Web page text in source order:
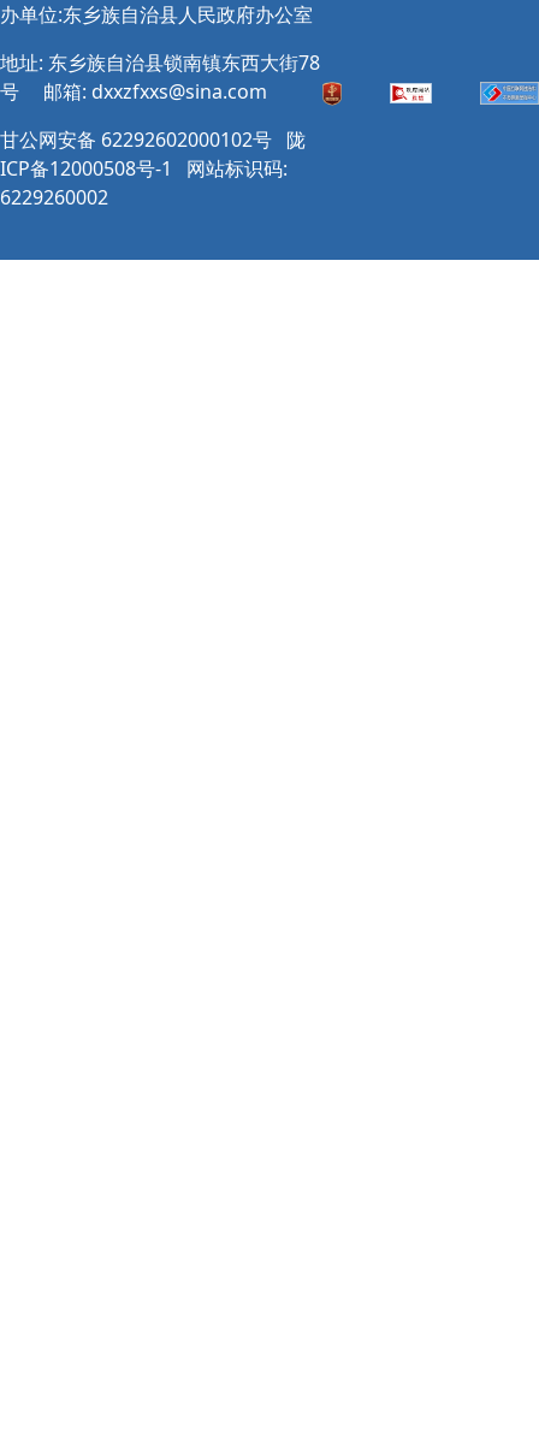
办单位:东乡族自治县人民政府办公室
地址: 东乡族自治县锁南镇东西大街78
号
邮箱: dxxzfxxs@sina.com
甘公网安备 62292602000102号 陇
ICP备12000508号-1
网站标识码:
6229260002